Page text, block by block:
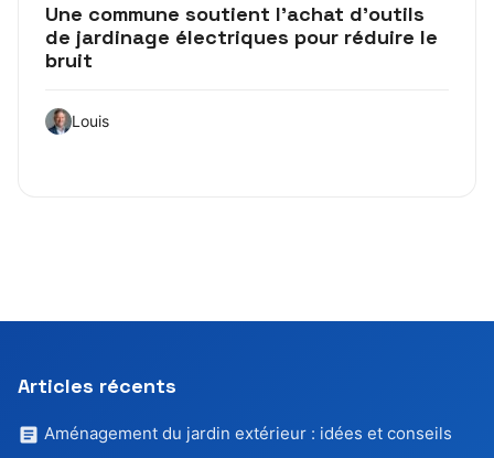
Une commune soutient l’achat d’outils
de jardinage électriques pour réduire le
bruit
Louis
Articles récents
Aménagement du jardin extérieur : idées et conseils